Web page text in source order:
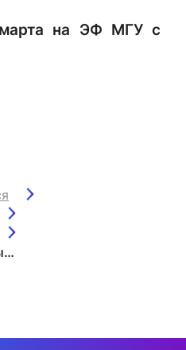
на ЭФ МГУ с
Весенний День карьеры ЭФ «Недостающее Звено»